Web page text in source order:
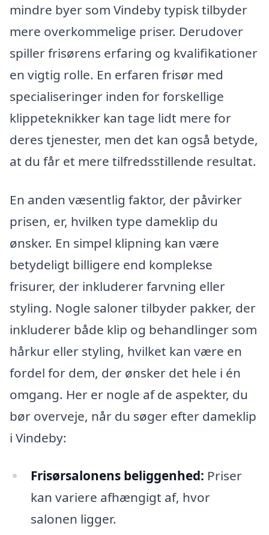
mindre byer som Vindeby typisk tilbyder
mere overkommelige priser. Derudover
spiller frisørens erfaring og kvalifikationer
en vigtig rolle. En erfaren frisør med
specialiseringer inden for forskellige
klippeteknikker kan tage lidt mere for
deres tjenester, men det kan også betyde,
at du får et mere tilfredsstillende resultat.
En anden væsentlig faktor, der påvirker
prisen, er, hvilken type dameklip du
ønsker. En simpel klipning kan være
betydeligt billigere end komplekse
frisurer, der inkluderer farvning eller
styling. Nogle saloner tilbyder pakker, der
inkluderer både klip og behandlinger som
hårkur eller styling, hvilket kan være en
fordel for dem, der ønsker det hele i én
omgang. Her er nogle af de aspekter, du
bør overveje, når du søger efter dameklip
i Vindeby:
Frisørsalonens beliggenhed: Priser
kan variere afhængigt af, hvor
salonen ligger.